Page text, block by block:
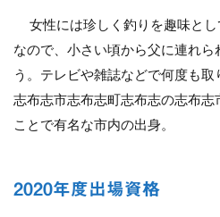
女性には珍しく釣りを趣味と
なので、小さい頃から父に連れ
う。テレビや雑誌などで何度も取
志布志市志布志町志布志の志布志
ことで有名な市内の出身。
2020年度出場資格